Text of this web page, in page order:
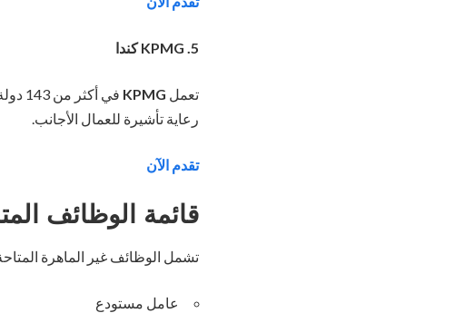
5. KPMG كندا
تعمل KPMG
في
رعاية تأشيرة للعمال الأجانب.
تقدم الآن
قائمة الوظائف
تشمل الوظائف غير الماهرة
عامل مستودع